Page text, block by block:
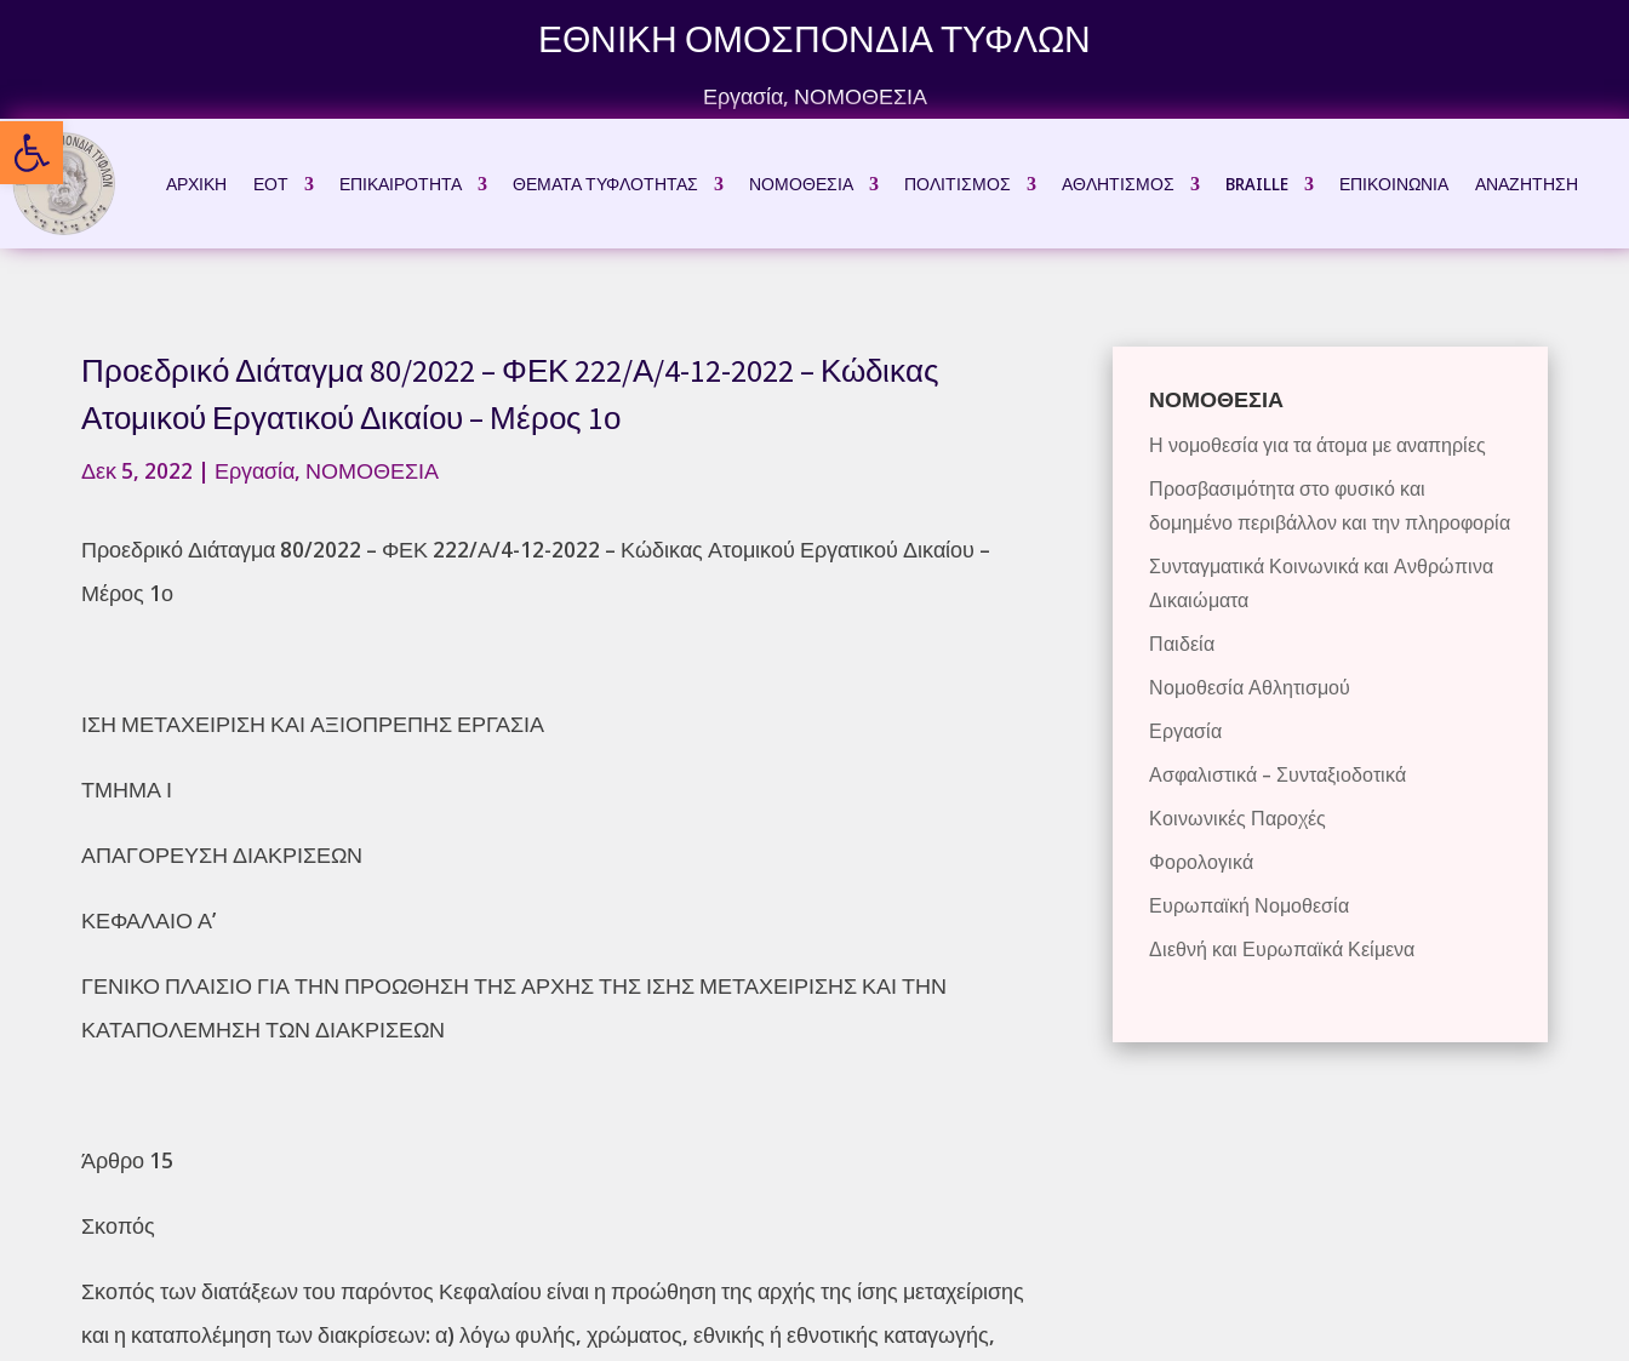
Ανοίξτε τη γραμμή εργαλείων
ΕΘΝΙΚΗ ΟΜΟΣΠΟΝΔΙΑ ΤΥΦΛΩΝ
Εργασία, ΝΟΜΟΘΕΣΙΑ
ΑΡΧΙΚΗ ΕΟΤ ΕΠΙΚΑΙΡΟΤΗΤΑ ΘΕΜΑΤΑ ΤΥΦΛΟΤΗΤΑΣ ΝΟΜΟΘΕΣΙΑ ΠΟΛΙΤΙΣΜΟΣ ΑΘΛΗΤΙΣΜΟΣ BRAILLE ΕΠΙΚΟΙΝΩΝΙΑ ΑΝΑΖΗΤΗΣΗ
Προεδρικό Διάταγμα 80/2022 – ΦΕΚ 222/Α/4-12-2022 – Κώδικας
Ατομικού Εργατικού Δικαίου – Μέρος 1ο
Δεκ 5, 2022 | Εργασία, ΝΟΜΟΘΕΣΙΑ
Προεδρικό Διάταγμα 80/2022 – ΦΕΚ 222/Α/4-12-2022 – Κώδικας Ατομικού Εργατικού Δικαίου –
Μέρος 1ο
ΙΣΗ ΜΕΤΑΧΕΙΡΙΣΗ ΚΑΙ ΑΞΙΟΠΡΕΠΗΣ ΕΡΓΑΣΙΑ
ΤΜΗΜΑ Ι
ΑΠΑΓΟΡΕΥΣΗ ΔΙΑΚΡΙΣΕΩΝ
ΚΕΦΑΛΑΙΟ Α’
ΓΕΝΙΚΟ ΠΛΑΙΣΙΟ ΓΙΑ ΤΗΝ ΠΡΟΩΘΗΣΗ ΤΗΣ ΑΡΧΗΣ ΤΗΣ ΙΣΗΣ ΜΕΤΑΧΕΙΡΙΣΗΣ ΚΑΙ ΤΗΝ
ΚΑΤΑΠΟΛΕΜΗΣΗ ΤΩΝ ΔΙΑΚΡΙΣΕΩΝ
Άρθρο 15
Σκοπός
Σκοπός των διατάξεων του παρόντος Κεφαλαίου είναι η προώθηση της αρχής της ίσης μεταχείρισης
και η καταπολέμηση των διακρίσεων: α) λόγω φυλής, χρώματος, εθνικής ή εθνοτικής καταγωγής,
ΝΟΜΟΘΕΣΙΑ
Η νομοθεσία για τα άτομα με αναπηρίες
Προσβασιμότητα στο φυσικό και
δομημένο περιβάλλον και την πληροφορία
Συνταγματικά Κοινωνικά και Ανθρώπινα
Δικαιώματα
Παιδεία
Νομοθεσία Αθλητισμού
Εργασία
Ασφαλιστικά – Συνταξιοδοτικά
Κοινωνικές Παροχές
Φορολογικά
Ευρωπαϊκή Νομοθεσία
Διεθνή και Ευρωπαϊκά Κείμενα